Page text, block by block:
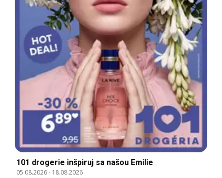
101 drogerie inšpiruj sa našou Emilie
05.08.2026- 18.08.2026